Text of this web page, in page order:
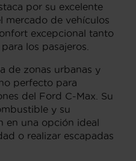
por su excelente
mercado de vehículos
excepcional tanto
los pasajeros.
de zonas urbanas y
perfecto para
del Ford C-Max. Su
y su
en una opción ideal
o realizar escapadas